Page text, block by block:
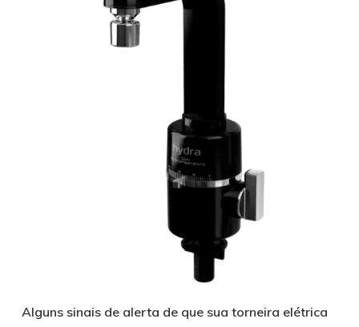
Alguns sinais de alerta de que sua torneira elétrica